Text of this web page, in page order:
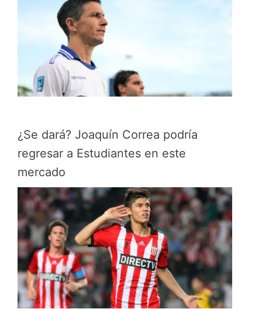
¿Se dará? Joaquín Correa podría
regresar a Estudiantes en este
mercado